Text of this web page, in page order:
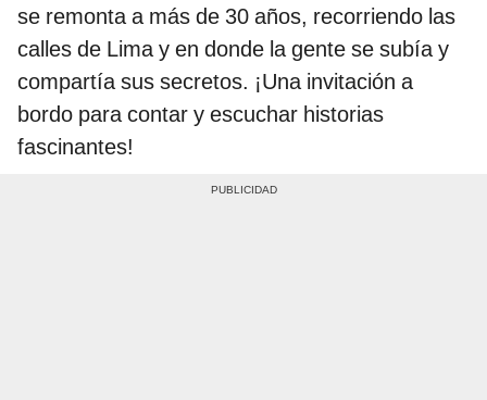
se remonta a más de 30 años, recorriendo las
calles de Lima y en donde la gente se subía y
compartía sus secretos. ¡Una invitación a
bordo para contar y escuchar historias
fascinantes!